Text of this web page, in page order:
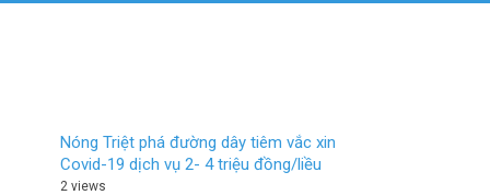
Nóng Triệt phá đường dây tiêm vắc xin
Covid-19 dịch vụ 2- 4 triệu đồng/liều
2 views